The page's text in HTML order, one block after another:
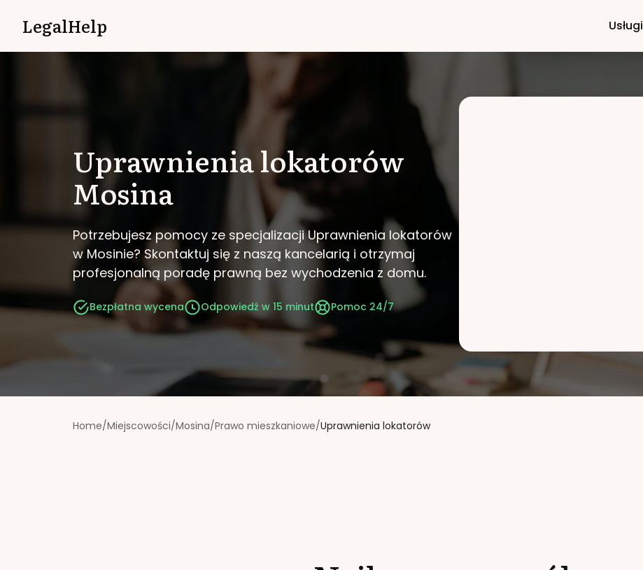
LegalHelp Usługi
Uprawnienia lokatorów
Mosina
Potrzebujesz pomocy ze specjalizacji Uprawnienia lokatorów
w Mosinie? Skontaktuj się z naszą kancelarią i otrzymaj
profesjonalną poradę prawną bez wychodzenia z domu.
Bezpłatna wycena Odpowiedź w 15 minut Pomoc 24/7
Home/Miejscowości/Mosina/Prawo mieszkaniowe/Uprawnienia lokatorów